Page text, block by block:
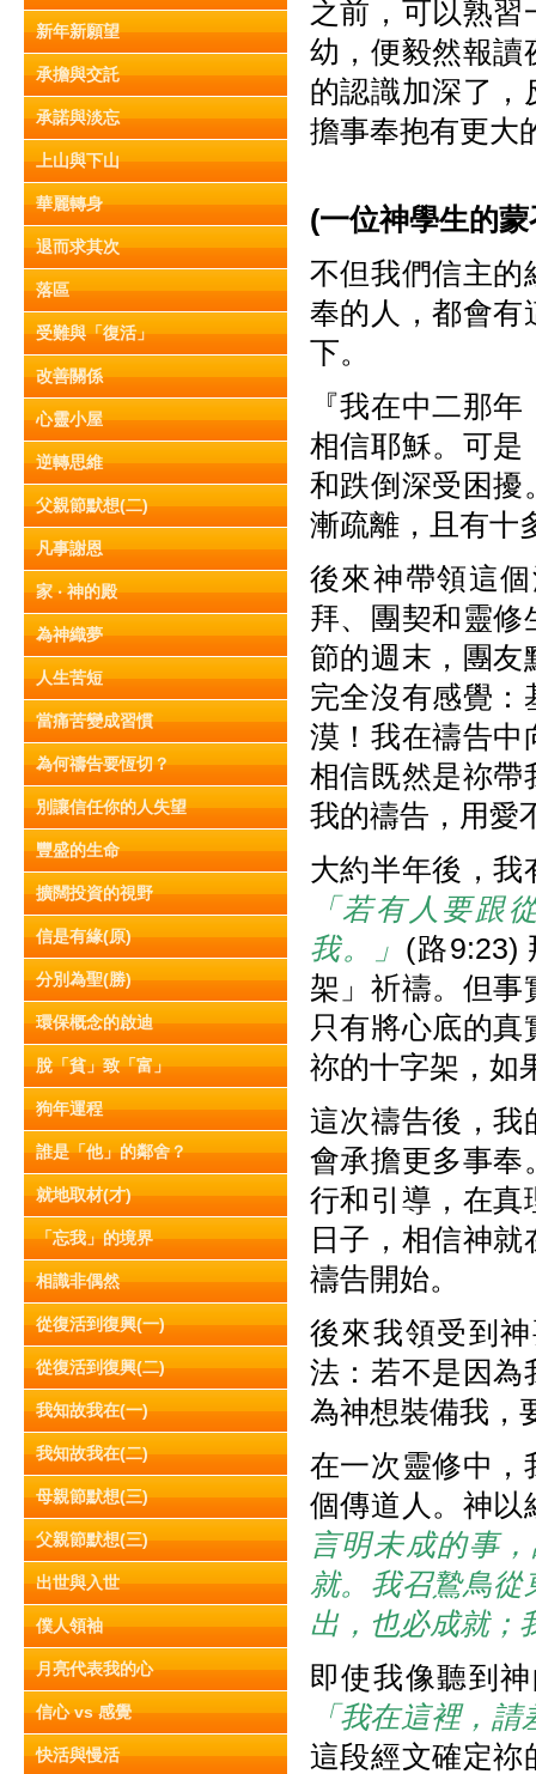
新年新願望
承擔與交託
承諾與淡忘
上山與下山
華麗轉身
退而求其次
落區
受難與「復活」
改善關係
心靈小屋
逆轉思維
父親節默想(二)
凡事謝恩
家 ‧ 神的殿
為神織夢
人生苦短
當痛苦變成習慣
為何禱告要恆切？
別讓信任你的人失望
豐盛的生命
擴闊投資的視野
信是有緣(原)
分別為聖(勝)
環保概念的啟迪
脫「貧」致「富」
狗年運程
誰是「他」的鄰舍？
就地取材(才)
「忘我」的境界
相識非偶然
從復活到復興(一)
從復活到復興(二)
我知故我在(一)
我知故我在(二)
母親節默想(三)
父親節默想(三)
出世與入世
僕人領袖
月亮代表我的心
信心 vs 感覺
快活與慢活
之前，可以熟
幼，便毅然報讀
的認識加深了，
擔事奉抱有更大
(一位神學生的
不但我們信主的
奉的人，都會有
下。
『我在中二那
相信耶穌。可是
和跌倒深受困擾
漸疏離，且有十
後來神帶領這
拜、團契和靈修
節的週末，團友
完全沒有感覺：
漠！我在禱告中
相信既然是祢帶
我的禱告，用愛
大約半年後，我
「若有人要跟
我。」 (路9:23)
架」祈禱。但事
只有將心底的
祢的十字架，如
這次禱告後，我
會承擔更多事奉
行和引導，在真
日子，相信神
禱告開始。
後來我領受到
法：若不是因為
為神想裝備我，
在一次靈修中，
個傳道人。神以
言明未成的事
就。我召鷙鳥從
出，也必成就；
即使我像聽到
「我在這裡，
這段經文確定祢